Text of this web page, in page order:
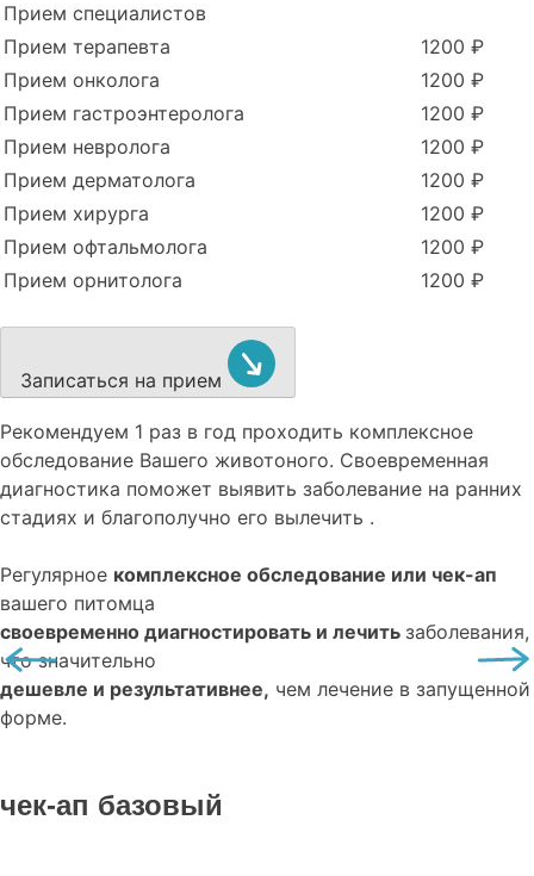
Прием специалистов
Прием терапевта
1200 ₽
Прием онколога
1200 ₽
Прием гастроэнтеролога
1200 ₽
Прием невролога
1200 ₽
Прием дерматолога
1200 ₽
Прием хирурга
1200 ₽
Прием офтальмолога
1200 ₽
Прием орнитолога
1200 ₽
Записаться на прием
Рекомендуем 1 раз в год проходить комплексное
обследование Вашего животоного. Своевременная
диагностика поможет выявить заболевание на ранних
стадиях и благополучно его вылечить .
Регулярное комплексное обследование или чек-ап
вашего питомца
своевременно диагностировать и лечить заболевания,
что значительно
дешевле и результативнее, чем лечение в запущенной
форме.
чек-ап базовый